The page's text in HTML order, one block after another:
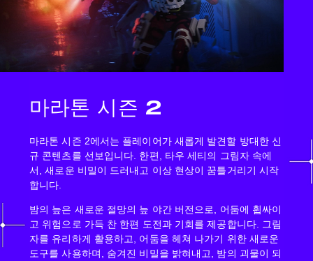
마라톤 시즌 2
마라톤 시즌 2에서는 플레이어가 새롭게 발견할 방대한 신
규 콘텐츠를 선보입니다. 한편, 타우 세티의 그림자 속에
서, 새로운 비밀이 드러내고 이상 현상이 꿈틀거리기 시작
합니다.
밤의 늪은 새로운 절망의 늪 야간 버전으로, 어둠에 휩싸이
고 위험으로 가득 찬 한편 도전과 기회를 제공합니다. 그림
자를 유리하게 활용하고, 어둠을 헤쳐 나가기 위한 새로운
도구를 사용하며, 숨겨진 비밀을 밝혀내고, 밤의 괴물이 되